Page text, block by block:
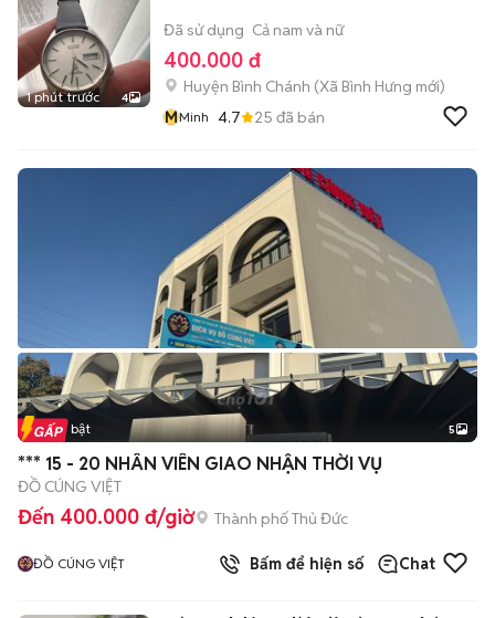
1 phút trước 4
Đã sử dụng Cả nam và nữ
400.000 đ
Huyện Bình Chánh (Xã Bình Hưng mới)
MMinh 4.7 25 đã bán
Tin nổi bật 5
*** 15 - 20 NHÂN VIÊN GIAO NHẬN THỜI VỤ
ĐỒ CÚNG VIỆT
Đến 400.000 đ/giờ Thành phố Thủ Đức
ĐỒ CÚNG VIỆT Bấm để hiện số Chat